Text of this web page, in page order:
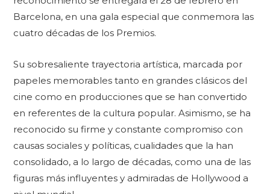
Barcelona, en una gala especial que conmemora las
cuatro décadas de los Premios.
Su sobresaliente trayectoria artística, marcada por
papeles memorables tanto en grandes clásicos del
cine como en producciones que se han convertido
en referentes de la cultura popular. Asimismo, se ha
reconocido su firme y constante compromiso con
causas sociales y políticas, cualidades que la han
consolidado, a lo largo de décadas, como una de las
figuras más influyentes y admiradas de Hollywood a